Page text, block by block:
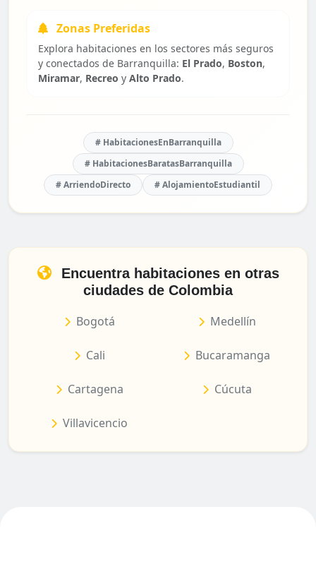
Zonas Preferidas
Explora habitaciones en los sectores más seguros
y conectados de Barranquilla: El Prado, Boston,
Miramar, Recreo y Alto Prado.
# HabitacionesEnBarranquilla
# HabitacionesBaratasBarranquilla
# ArriendoDirecto
# AlojamientoEstudiantil
Encuentra habitaciones en otras
ciudades de Colombia
Bogotá
Medellín
Cali Bucaramanga
Cartagena Cúcuta
Villavicencio